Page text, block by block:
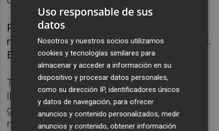
Por mucho que lloremos o que trabajemos, si
no vemos un objetivo, una meta, todo es inútil.
En eso, para mí, consiste la esperanza.
Terminamos un año muy difícil, y ya
llevamos unos cuantos. Muchos de mi
generación empezados a entender a
nuestros abuelos. Ellos sufrieron una guerra
Uso responsable de sus
datos
Nosotros y nuestros socios utilizamos
cookies y tecnologías similares para
almacenar y acceder a información en su
dispositivo y procesar datos personales,
como su dirección IP, identificadores únicos
y datos de navegación, para ofrecer
anuncios y contenido personalizados, medir
anuncios y contenido, obtener información